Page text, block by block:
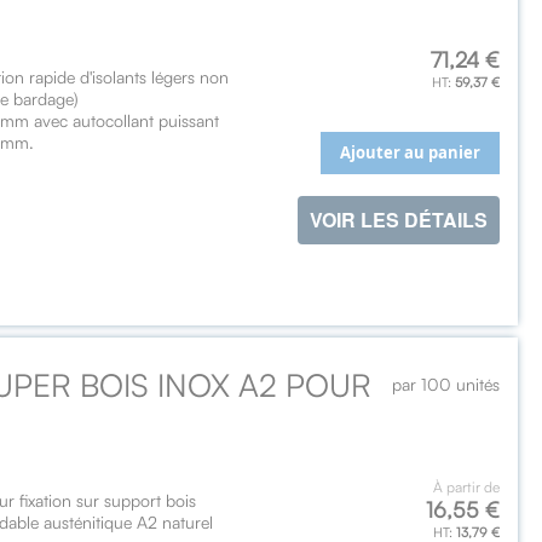
71,24 €
59,37 €
Ajouter au panier
VOIR LES DÉTAILS
rapide d'isolants légers non
bardage)
avec autocollant puissant
par 100 unités
BOIS INOX A2 POUR
À partir de
16,55 €
13,79 €
fixation sur support bois
austénitique A2 naturel